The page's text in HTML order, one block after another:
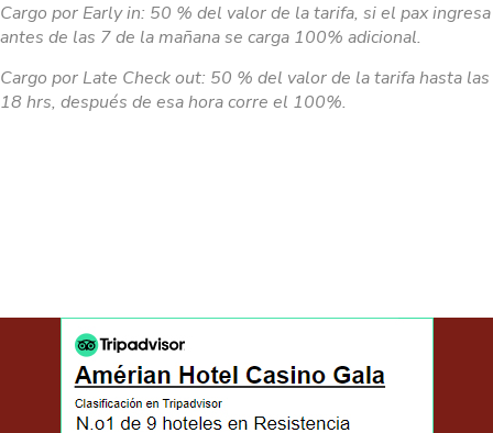
Cargo por Early in: 50 % del valor de la tarifa, si el pax ingresa
antes de las 7 de la mañana se carga 100% adicional.
Cargo por Late Check out: 50 % del valor de la tarifa hasta las
18 hrs, después de esa hora corre el 100%.